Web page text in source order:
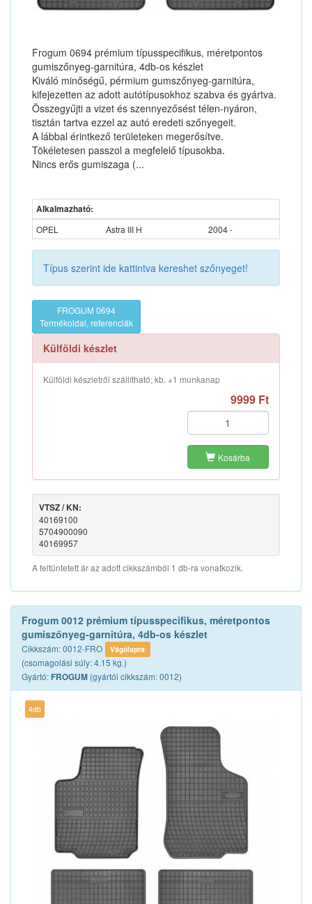
Frogum 0694 prémium típusspecifikus, méretpontos
gumiszőnyeg-garnitúra, 4db-os készlet
Kiváló minőségű, pérmium gumszőnyeg-garnitúra,
kifejezetten az adott autótípusokhoz szabva és gyártva.
Összegyűjti a vizet és szennyezősést télen-nyáron,
tisztán tartva ezzel az autó eredeti szőnyegeit.
A lábbal érintkező területeken megerősítve.
Tökéletesen passzol a megfelelő típusokba.
Nincs erős gumiszaga (...
Alkalmazható:
OPEL Astra III H 2004 -
Típus szerint ide kattintva kereshet szőnyeget!
FROGUM 0694
Termékoldal, referenciák
Külföldi készlet
Külföldi készletről szállítható, kb. +1 munkanap
9999 Ft
Kosárba
VTSZ / KN:
40169100
5704900090
40169957
A feltüntetett ár az adott cikkszámból 1 db-ra vonatkozik.
Frogum 0012 prémium típusspecifikus, méretpontos
gumiszőnyeg-garnitúra, 4db-os készlet
Cikkszám: 0012-FRO Vágólapra
(csomagolási súly: 4.15 kg.)
Gyártó: FROGUM (gyártói cikkszám: 0012)
4db